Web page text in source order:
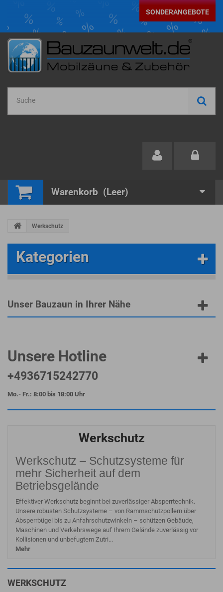
SONDERANGEBOTE
Warenkorb (Leer)
Werkschutz
Kategorien
Unser Bauzaun in Ihrer Nähe
Unsere Hotline
+4936715242770
Mo.- Fr.: 8:00 bis 18:00 Uhr
Werkschutz
Werkschutz – Schutzsysteme für
mehr Sicherheit auf dem
Betriebsgelände
Effektiver Werkschutz beginnt bei zuverlässiger Absperrtechnik.
Unsere robusten Schutzsysteme – von Rammschutzpollern über
Absperrbügel bis zu Anfahrschutzwinkeln – schützen Gebäude,
Maschinen und Verkehrswege auf Ihrem Gelände zuverlässig vor
Kollisionen und unbefugtem Zutri...
Mehr
WERKSCHUTZ